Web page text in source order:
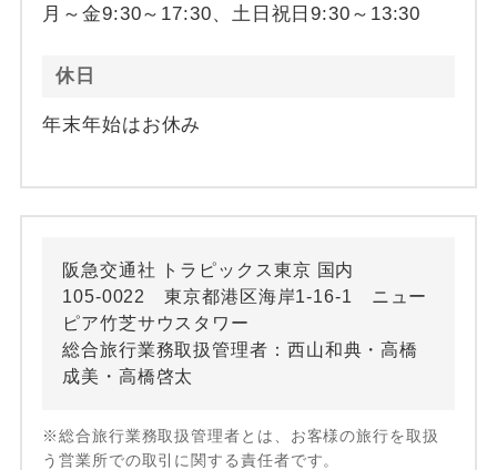
月～金9:30～17:30、土日祝日9:30～13:30
休日
年末年始はお休み
阪急交通社 トラピックス東京 国内
105-0022 東京都港区海岸1-16-1 ニュー
ピア竹芝サウスタワー
総合旅行業務取扱管理者：西山和典・高橋
成美・高橋啓太
※総合旅行業務取扱管理者とは、お客様の旅行を取扱
う営業所での取引に関する責任者です。